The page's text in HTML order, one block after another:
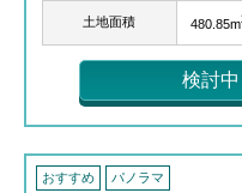
土地面積 480.85m
検討
おすすめ パノラマ